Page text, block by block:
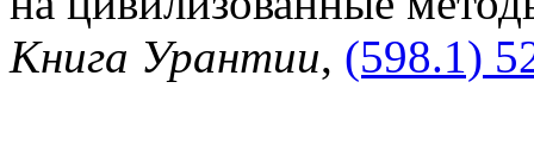
Книга Урантии, (598.1)